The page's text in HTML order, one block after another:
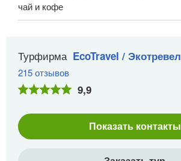
чай и кофе
Турфирма EcoTravel / Экотревел
215 отзывов
9,9
Показать контакты